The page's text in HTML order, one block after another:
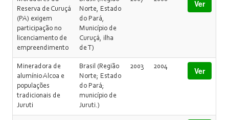
Reserva de Curuçá
(PA) exigem
participação no
licenciamento de
empreendimento
Norte, Estado
do Pará,
Município de
Curuçá, ilha
de T)
Ver
Mineradora de
alumínio Alcoa e
populações
tradicionais de
Juruti
Brasil (Região
Norte; Estado
do Pará;
município de
Juruti.)
2003 2004 Ver